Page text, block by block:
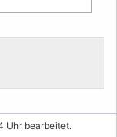
Uhr bearbeitet.